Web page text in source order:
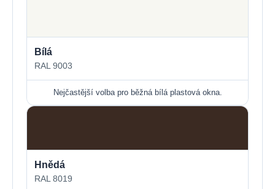
Bílá
RAL 9003
Nejčastější volba pro běžná bílá plastová okna.
Hnědá
RAL 8019